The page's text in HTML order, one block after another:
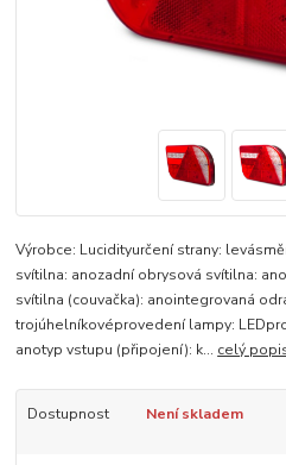
Výrobce: Lucidityurčení strany:
svítilna: anozadní obrysová svítilna:
svítilna (couvačka): anointegrovaná
trojúhelníkovéprovedení lampy:
anotyp vstupu (připojení): k... celý
Dostupnost Není skladem